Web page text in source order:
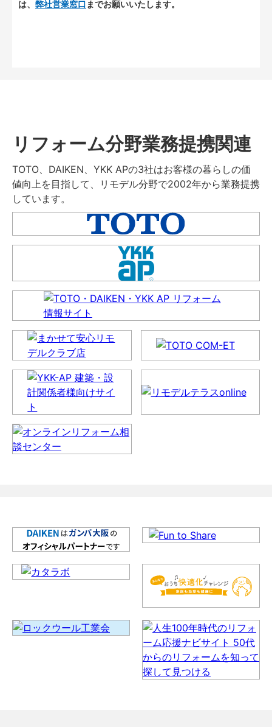
は、 弊社営業窓口 までお願いいたします。
リフォーム分野業務提携関連
TOTO、DAIKEN、YKK APの3社はお客様の暮らしの価
値向上を目指して、リモデル分野で2002年から業務提携
しています。